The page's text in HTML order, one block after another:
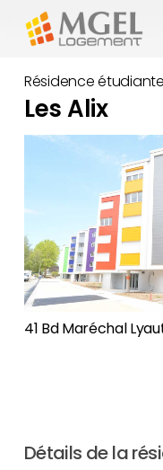
content
Résidence étudiante
Les Alix
41 Bd Maréchal
Détails de la